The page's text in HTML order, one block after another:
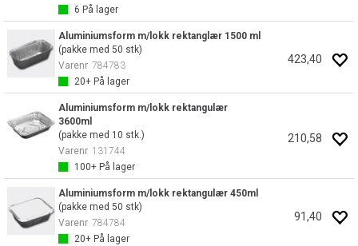
6 På lager
Aluminiumsform m/lokk rektanglær 1500 ml
(pakke med 50 stk)
Varenr 784783
20+ På lager
423,40
Aluminiumsform m/lokk rektangulær
3600ml
(pakke med 10 stk.)
Varenr 131744
100+ På lager
210,58
Aluminiumsform m/lokk rektangulær 450ml
(pakke med 50 stk)
Varenr 784784
20+ På lager
91,40